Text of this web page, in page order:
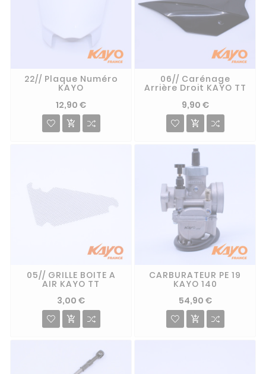
22// Plaque Numéro
KAYO
12,90 €

06// Carénage
Arrière Droit KAYO TT
9,90 €

05// GRILLE BOITE A
AIR KAYO TT
3,00 €

CARBURATEUR PE 19
KAYO 140
54,90 €
